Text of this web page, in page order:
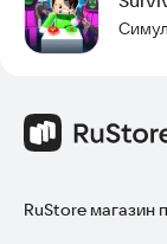
Примечание:
продуктам других
RuStore магазин